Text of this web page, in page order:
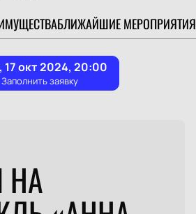
БЛИЖАЙШИЕ МЕРОПРИЯТИЯ
НА